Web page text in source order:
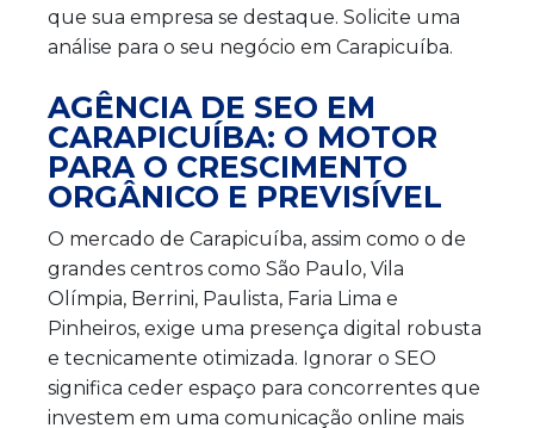
que sua empresa se destaque. Solicite uma
análise para o seu negócio em Carapicuíba.
AGÊNCIA DE SEO EM
CARAPICUÍBA: O MOTOR
PARA O CRESCIMENTO
ORGÂNICO E PREVISÍVEL
O mercado de Carapicuíba, assim como o de
grandes centros como São Paulo, Vila
Olímpia, Berrini, Paulista, Faria Lima e
Pinheiros, exige uma presença digital robusta
e tecnicamente otimizada. Ignorar o SEO
significa ceder espaço para concorrentes que
investem em uma comunicação online mais